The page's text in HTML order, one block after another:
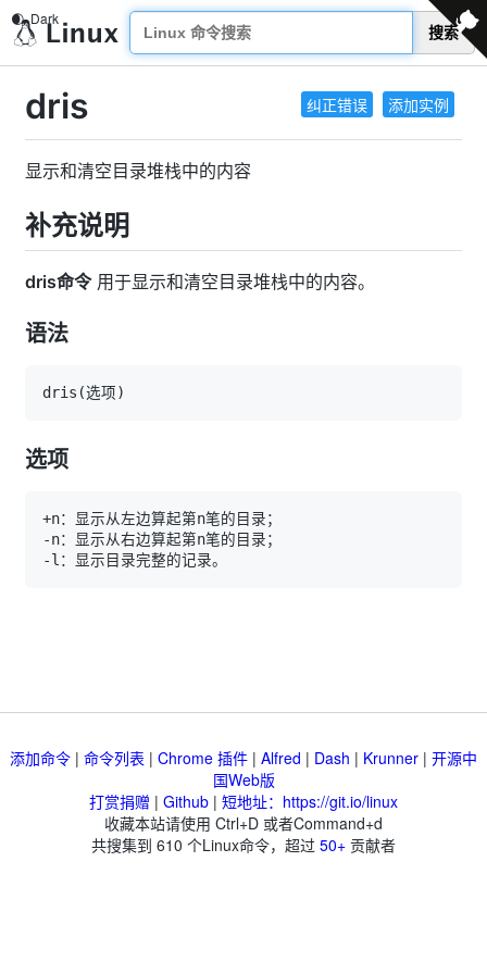
搜索
纠正错误 添加实例
dris
显示和清空目录堆栈中的内容
补充说明
dris命令用于显示和清空目录堆栈中的内容。
语法
dris (选项)
选项
添加命令 | 命令列表 | Chrome 插件 | Alfred | Dash | Krunner | 开源中
国Web版
打赏捐赠 | Github | 短地址：https://git.io/linux
收藏本站请使用 Ctrl+D 或者Command+d
共搜集到 610 个Linux命令，超过 50+ 贡献者